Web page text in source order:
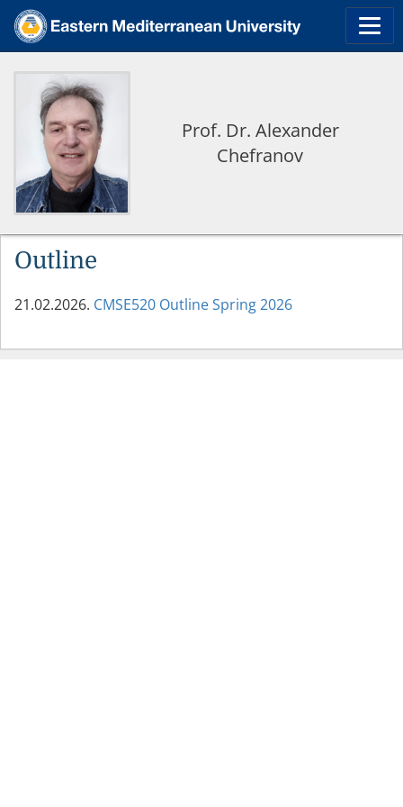
Prof. Dr. Alexander
Chefranov
Outline
21.02.2026. CMSE520 Outline Spring 2026